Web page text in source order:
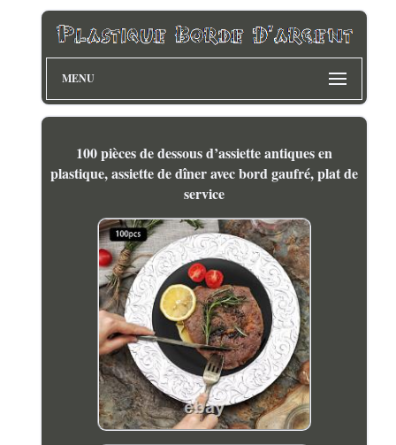
MENU
100 pièces de dessous d’assiette antiques en
plastique, assiette de dîner avec bord gaufré, plat de
service